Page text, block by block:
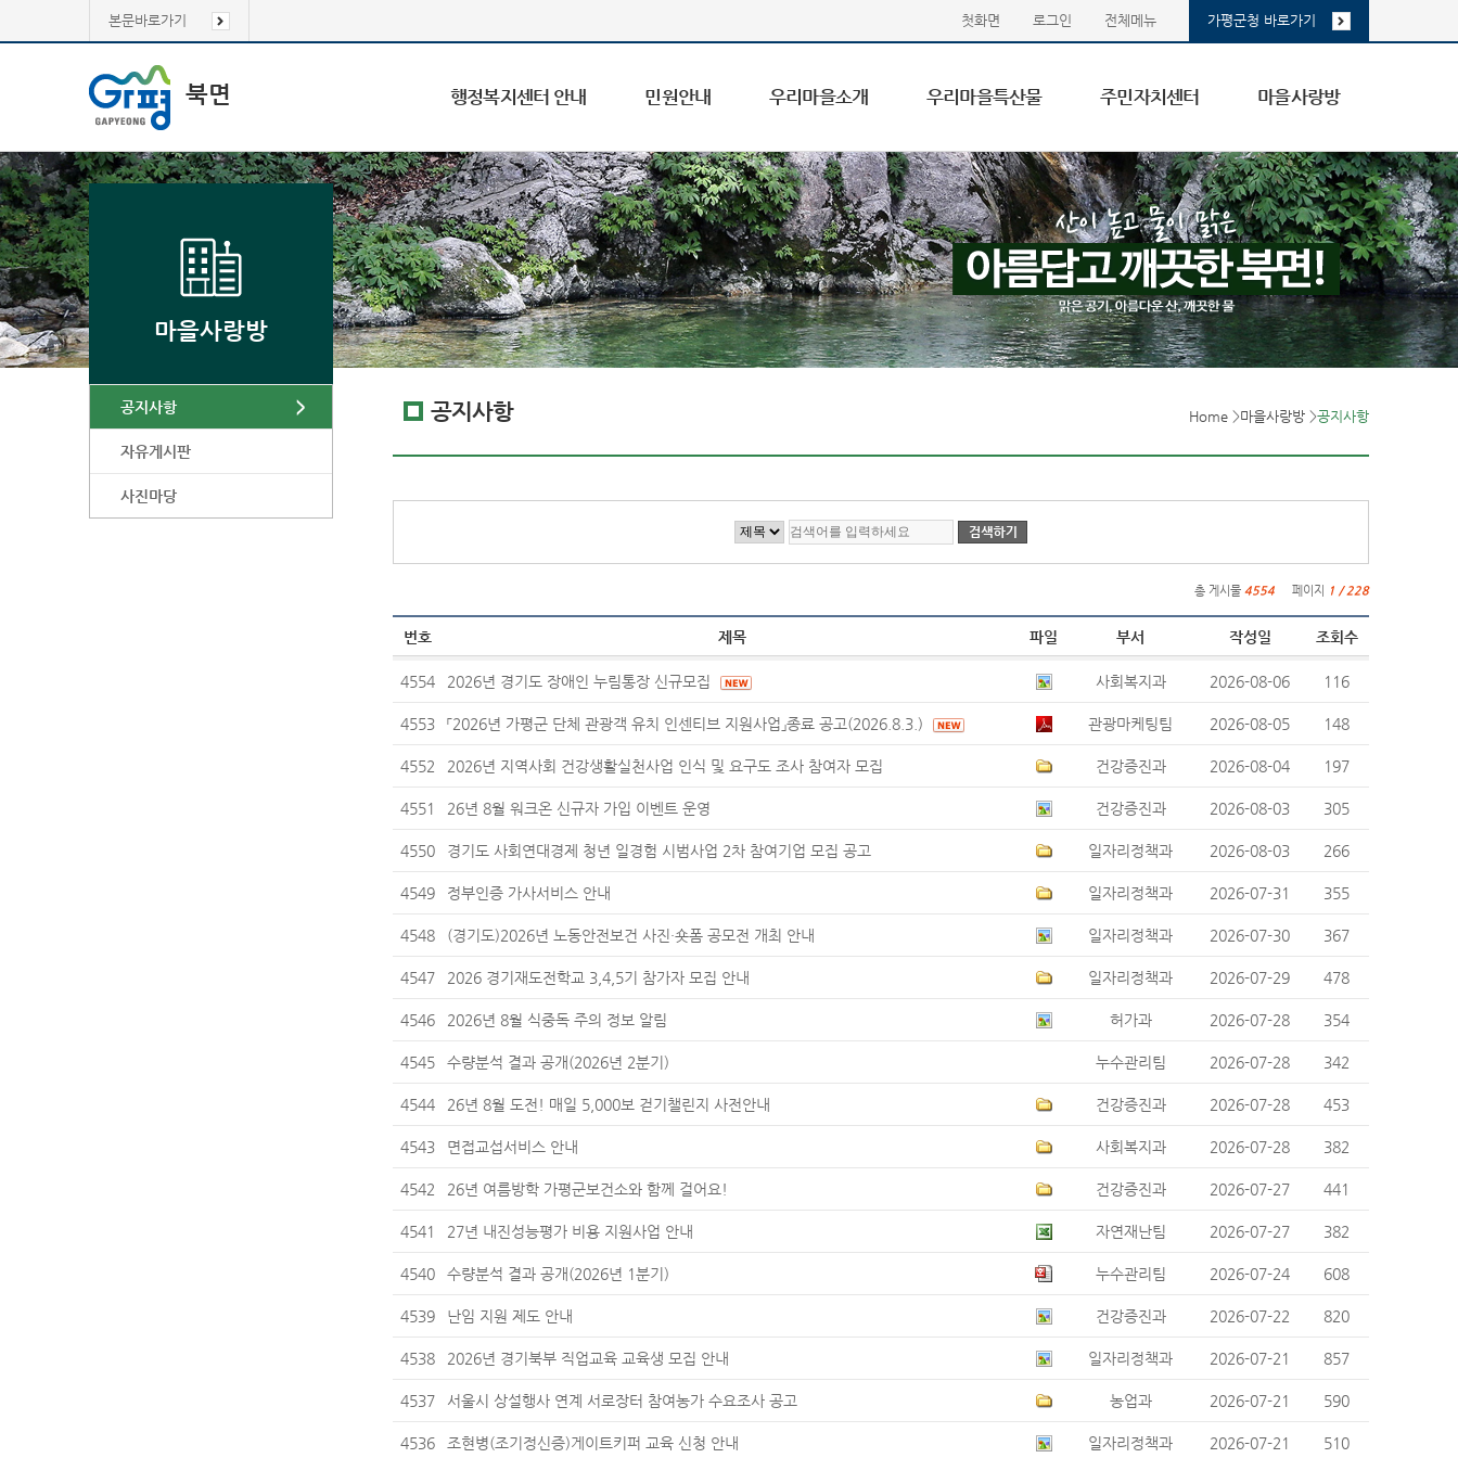
본문바로가기 첫화면 로그인 전체메뉴 가평군청 바로가기
북면 행정복지센터 안내 민원안내 우리마을소개 우리마을특산물 주민자치센터 마을사랑방
마을사랑방
공지사항
자유게시판
사진마당
공지사항 Home >마을사랑방 >공지사항
총 게시물 4554 페이지 1 / 228
번호 제목 파일 부서 작성일 조회수
4554 2026년 경기도 장애인 누림통장 신규모집 사회복지과 2026-08-06 116
4553 「2026년 가평군 단체 관광객 유치 인센티브 지원사업」종료 공고(2026.8.3.) 관광마케팅팀 2026-08-05 148
4552 2026년 지역사회 건강생활실천사업 인식 및 요구도 조사 참여자 모집 건강증진과 2026-08-04 197
4551 26년 8월 워크온 신규자 가입 이벤트 운영 건강증진과 2026-08-03 305
4550 경기도 사회연대경제 청년 일경험 시범사업 2차 참여기업 모집 공고 일자리정책과 2026-08-03 266
4549 정부인증 가사서비스 안내 일자리정책과 2026-07-31 355
4548 (경기도)2026년 노동안전보건 사진·숏폼 공모전 개최 안내 일자리정책과 2026-07-30 367
4547 2026 경기재도전학교 3,4,5기 참가자 모집 안내 일자리정책과 2026-07-29 478
4546 2026년 8월 식중독 주의 정보 알림 허가과 2026-07-28 354
4545 수량분석 결과 공개(2026년 2분기) 누수관리팀 2026-07-28 342
4544 26년 8월 도전! 매일 5,000보 걷기챌린지 사전안내 건강증진과 2026-07-28 453
4543 면접교섭서비스 안내 사회복지과 2026-07-28 382
4542 26년 여름방학 가평군보건소와 함께 걸어요! 건강증진과 2026-07-27 441
4541 27년 내진성능평가 비용 지원사업 안내 자연재난팀 2026-07-27 382
4540 수량분석 결과 공개(2026년 1분기) 누수관리팀 2026-07-24 608
4539 난임 지원 제도 안내 건강증진과 2026-07-22 820
4538 2026년 경기북부 직업교육 교육생 모집 안내 일자리정책과 2026-07-21 857
4537 서울시 상설행사 연계 서로장터 참여농가 수요조사 공고 농업과 2026-07-21 590
4536 조현병(조기정신증)게이트키퍼 교육 신청 안내 일자리정책과 2026-07-21 510